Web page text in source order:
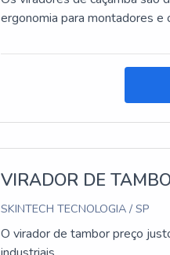
ergonomia para montadores
VIRADOR DE
SKINTECH TECNOLOGIA / SP
O virador de tambor preço